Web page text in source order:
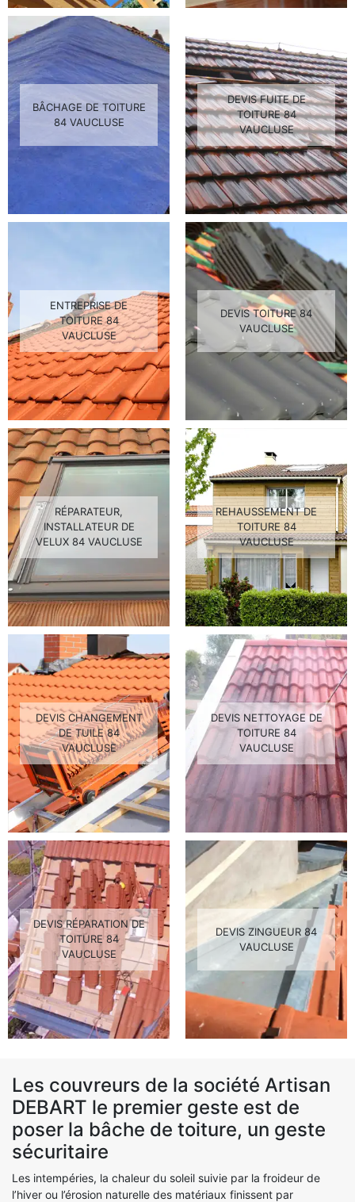
BÂCHAGE DE TOITURE
84 VAUCLUSE
DEVIS FUITE DE
TOITURE 84
VAUCLUSE
ENTREPRISE DE
TOITURE 84
VAUCLUSE
DEVIS TOITURE 84
VAUCLUSE
RÉPARATEUR,
INSTALLATEUR DE
VELUX 84 VAUCLUSE
REHAUSSEMENT DE
TOITURE 84
VAUCLUSE
DEVIS CHANGEMENT
DE TUILE 84
VAUCLUSE
DEVIS NETTOYAGE DE
TOITURE 84
VAUCLUSE
DEVIS RÉPARATION DE
TOITURE 84
VAUCLUSE
DEVIS ZINGUEUR 84
VAUCLUSE
Les couvreurs de la société Artisan
DEBART le premier geste est de
poser la bâche de toiture, un geste
sécuritaire
Les intempéries, la chaleur du soleil suivie par la froideur de
l’hiver ou l’érosion naturelle des matériaux finissent par